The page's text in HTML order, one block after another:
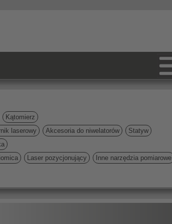
Kątomierz
laserowy Akcesoria do niwelatorów
Statyw
Laser pozycjonujący Inne narzędzia pomiarowe